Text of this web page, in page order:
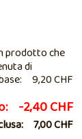
prodotto che
di
o una9,20 CHF
-2,40 CHF
7,00 CHF